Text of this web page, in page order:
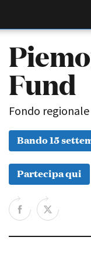
Chi siamo
Storia della
Fund
Fondo
Bando 15
Partecipa qui